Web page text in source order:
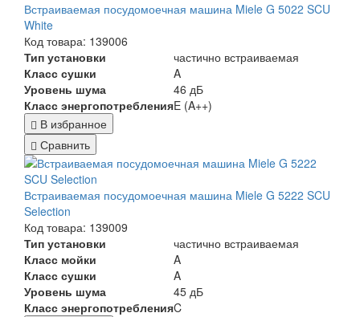
Встраиваемая посудомоечная машина Miele G 5022 SCU
White
Код товара: 139006
Тип установки
частично встраиваемая
Класс сушки
A
Уровень шума
46 дБ
Класс энергопотребленияE (A++)
В избранное
Сравнить
Встраиваемая посудомоечная машина Miele G 5222 SCU
Selection
Код товара: 139009
Тип установки
частично встраиваемая
Класс мойки
A
Класс сушки
A
Уровень шума
45 дБ
Класс энергопотребленияC